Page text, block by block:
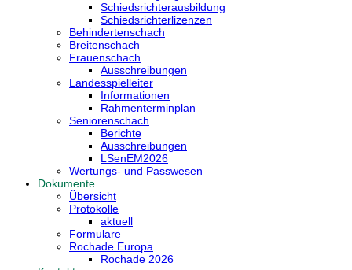
Schiedsrichterausbildung
Schiedsrichterlizenzen
Behindertenschach
Breitenschach
Frauenschach
Ausschreibungen
Landesspielleiter
Informationen
Rahmenterminplan
Seniorenschach
Berichte
Ausschreibungen
LSenEM2026
Wertungs- und Passwesen
Dokumente
Übersicht
Protokolle
aktuell
Formulare
Rochade Europa
Rochade 2026